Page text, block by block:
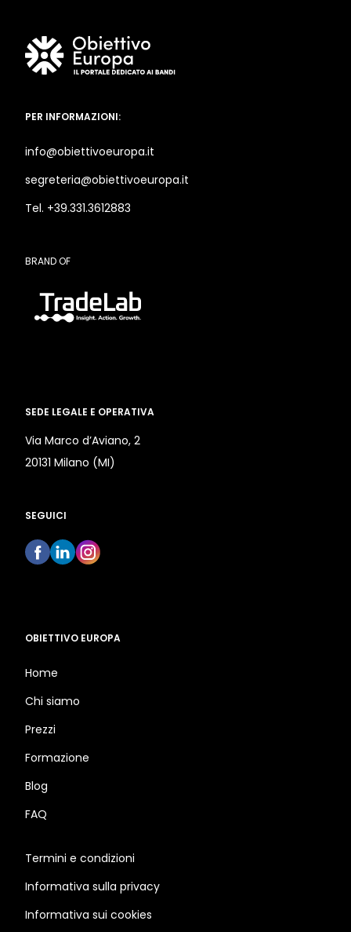
PER INFORMAZIONI:
info@obiettivoeuropa.it
segreteria@obiettivoeuropa.it
Tel. +39.331.3612883
BRAND OF
SEDE LEGALE E OPERATIVA
Via Marco d’Aviano, 2
20131 Milano (MI)
SEGUICI
OBIETTIVO EUROPA
Home
Chi siamo
Prezzi
Formazione
Blog
FAQ
Termini e condizioni
Informativa sulla privacy
Informativa sui cookies